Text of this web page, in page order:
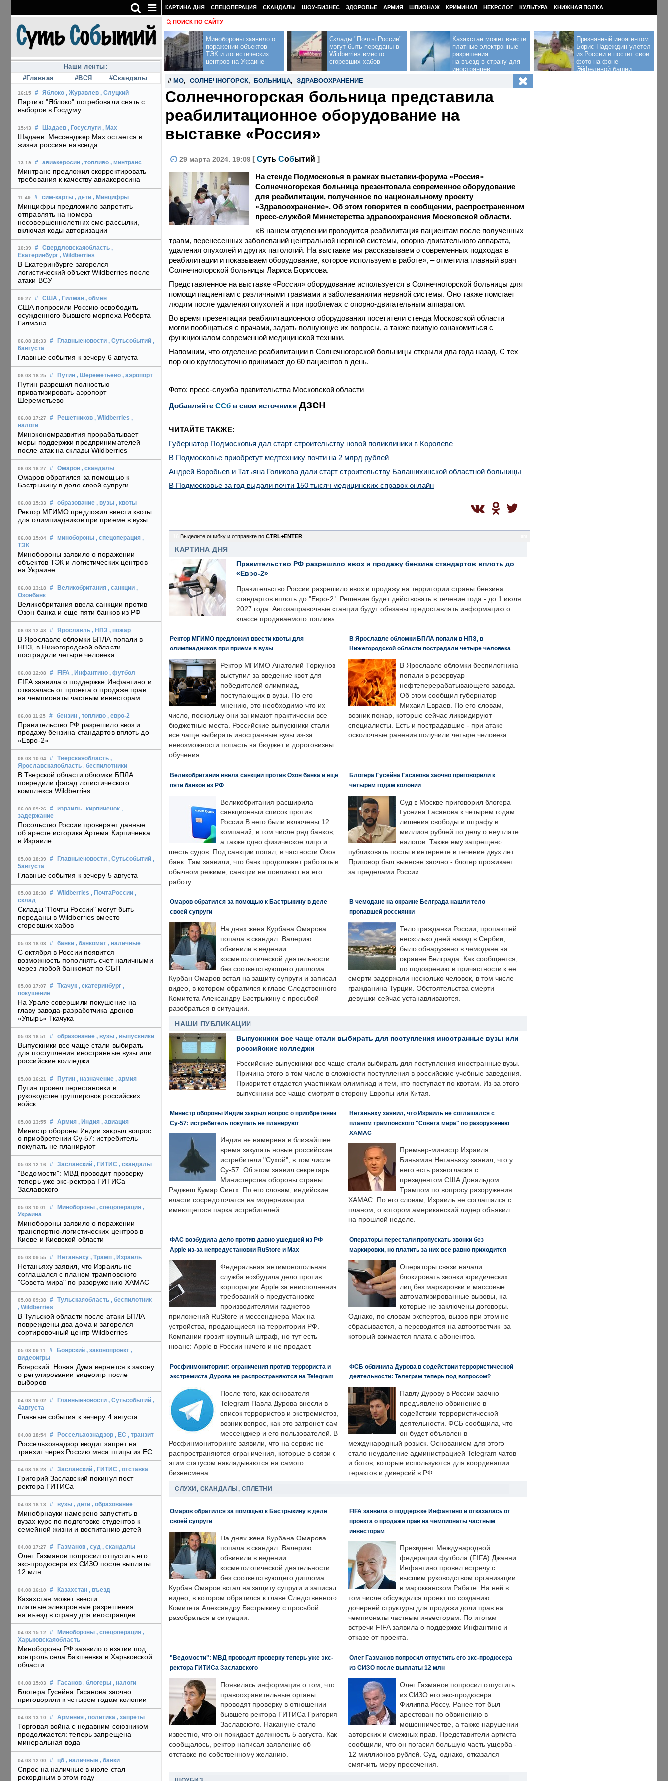
Наши ленты:
#Главная
#ВСЯ #Скандалы
16:15 # Яблоко , Журавлев , Слуцкий
Партию "Яблоко" потребовали снять с
выборов в Госдуму
15:43 # Шадаев , Госуслуги , Max
Шадаев: Мессенджер Max остается в
жизни россиян навсегда
13:19 # авиакеросин , топливо , минтранс
Минтранс предложил скорректировать
требования к качеству авиакеросина
11:49 # сим-карты , дети , Минцифры
Минцифры предложило запретить
отправлять на номера
несовершеннолетних смс-рассылки,
включая коды авторизации
10:39 # Свердловскаяобласть ,
Екатеринбург , Wildberries
В Екатеринбурге загорелся
логистический объект Wildberries после
атаки ВСУ
09:27 # США , Гилман , обмен
США попросили Россию освободить
осужденного бывшего морпеха Роберта
Гилмана
06.08 18:33 # Главныеновости , Сутьсобытий ,
6августа
Главные события к вечеру 6 августа
06.08 18:25 # Путин , Шереметьево , аэропорт
Путин разрешил полностью
приватизировать аэропорт
Шереметьево
06.08 17:27 # Решетников , Wildberries ,
налоги
Минэкономразвития прорабатывает
меры поддержки предпринимателей
после атак на склады Wildberries
06.08 16:27 # Омаров , скандалы
Омаров обратился за помощью к
Бастрыкину в деле своей супруги
06.08 15:33 # образование , вузы , квоты
Ректор МГИМО предложил ввести квоты
для олимпиадников при приеме в вузы
06.08 15:04 # минобороны , спецоперация ,
ТЭК
Минобороны заявило о поражении
объектов ТЭК и логистических центров
на Украине
06.08 13:18 # Великобритания , санкции ,
Озонбанк
Великобритания ввела санкции против
Озон банка и еще пяти банков из РФ
06.08 12:48 # Ярославль , НПЗ , пожар
В Ярославле обломки БПЛА попали в
НПЗ, в Нижегородской области
пострадали четыре человека
06.08 12:08 # FIFA , Инфантино , футбол
FIFA заявила о поддержке Инфантино и
отказалась от проекта о продаже прав
на чемпионаты частным инвесторам
06.08 11:25 # бензин , топливо , евро-2
Правительство РФ разрешило ввоз и
продажу бензина стандартов вплоть до
«Евро-2»
06.08 10:04 # Тверскаяобласть ,
Ярославскаяобласть , беспилотники
В Тверской области обломки БПЛА
повредили фасад логистического
комплекса Wildberries
06.08 09:26 # израиль , кирпиченок ,
задержание
Посольство России проверяет данные
об аресте историка Артема Кирпиченка
в Израиле
05.08 18:39 # Главныеновости , Сутьсобытий ,
5августа
Главные события к вечеру 5 августа
05.08 18:38 # Wildberries , ПочтаРоссии ,
склад
Склады "Почты России" могут быть
переданы в Wildberries вместо
сгоревших хабов
05.08 18:03 # банки , банкомат , наличные
С октября в России появится
возможность пополнять счет наличными
через любой банкомат по СБП
05.08 17:07 # Ткачук , екатеринбург ,
покушение
На Урале совершили покушение на
главу завода-разработчика дронов
«Упырь» Ткачука
05.08 16:51 # образование , вузы , выпускники
Выпускники все чаще стали выбирать
для поступления иностранные вузы или
российские колледжи
05.08 16:21 # Путин , назначение , армия
Путин провел перестановки в
руководстве группировок российских
войск
05.08 13:55 # Армия , Индия , авиация
Министр обороны Индии закрыл вопрос
о приобретении Су-57: истребитель
покупать не планируют
05.08 12:16 # Заславский , ГИТИС , скандалы
"Ведомости": МВД проводит проверку
теперь уже экс-ректора ГИТИСа
Заславского
05.08 10:01 # Минобороны , спецоперация ,
Украина
Минобороны заявило о поражении
транспортно-логистических центров в
Киеве и Киевской области
05.08 09:55 # Нетаньяху , Трамп , Израиль
Нетаньяху заявил, что Израиль не
соглашался с планом трамповского
"Совета мира" по разоружению ХАМАС
05.08 09:38 # Тульскаяобласть , беспилотник
, Wildberries
В Тульской области после атаки БПЛА
повреждены два дома и загорелся
сортировочный центр Wildberries
05.08 09:11 # Боярский , законопроект ,
видеоигры
Боярский: Новая Дума вернется к закону
о регулировании видеоигр после
выборов
04.08 19:02 # Главныеновости , Сутьсобытий ,
4августа
Главные события к вечеру 4 августа
04.08 18:54 # Россельхознадзор , ЕС , транзит
Россельхознадзор вводит запрет на
транзит через Россию мяса птицы из ЕС
04.08 18:28 # Заславский , ГИТИС , отставка
Григорий Заславский покинул пост
ректора ГИТИСа
04.08 18:13 # вузы , дети , образование
Минобрнауки намерено запустить в
вузах курс по подготовке студентов к
семейной жизни и воспитанию детей
04.08 17:27 # Газманов , суд , скандалы
Олег Газманов попросил отпустить его
экс-продюсера из СИЗО после выплаты
12 млн
04.08 16:10 # Казахстан , въезд
Казахстан может ввести
платные электронные разрешения
на въезд в страну для иностранцев
04.08 15:12 # Минобороны , спецоперация ,
Харьковскаяобласть
Минобороны РФ заявило о взятии под
контроль села Бакшеевка в Харьковской
области
04.08 15:03 # Гасанов , блогеры , налоги
Блогера Гусейна Гасанова заочно
приговорили к четырем годам колонии
04.08 13:10 # Армения , политика , запреты
Торговая война с недавним союзником
продолжается: теперь запрещена
минеральная вода
04.08 12:00 # цб , наличные , банки
Спрос на наличные в июле стал
рекордным в этом году
КАРТИНА ДНЯ СПЕЦОПЕРАЦИЯ СКАНДАЛЫ ШОУ-БИЗНЕС ЗДОРОВЬЕ АРМИЯ ШПИОНАЖ КРИМИНАЛ НЕКРОЛОГ КУЛЬТУРА КНИЖНАЯ ПОЛКА
ПОИСК ПО САЙТУ
Минобороны заявило о
поражении объектов
ТЭК и логистических
центров на Украине
Склады "Почты России"
могут быть переданы в
Wildberries вместо
сгоревших хабов
Казахстан может ввести
платные электронные
разрешения
на въезд в страну для
иностранцев
Признанный иноагентом
Борис Надеждин улетел
из России и постит свои
фото на фоне
Эйфелевой башни
# МО, СОЛНЕЧНОГОРСК, БОЛЬНИЦА, ЗДРАВООХРАНЕНИЕ
Солнечногорская больница представила
реабилитационное оборудование на
выставке «Россия»
29 марта 2024, 19:09 [ Суть Событий ]
На стенде Подмосковья в рамках выставки-форума «Россия»
Солнечногорская больница презентовала современное оборудование
для реабилитации, полученное по национальному проекту
«Здравоохранение». Об этом говорится в сообщении, распространенном
пресс-службой Министерства здравоохранения Московской области.
«В нашем отделении проводится реабилитация пациентам после полученных
травм, перенесенных заболеваний центральной нервной системы, опорно-двигательного аппарата,
удаления опухолей и других патологий. На выставке мы рассказываем о современных подходах в
реабилитации и показываем оборудование, которое используем в работе», – отметила главный врач
Солнечногорской больницы Лариса Борисова.
Представленное на выставке «Россия» оборудование используется в Солнечногорской больницы для
помощи пациентам с различными травмами и заболеваниями нервной системы. Оно также помогает
людям после удаления опухолей и при проблемах с опорно-двигательным аппаратом.
Во время презентации реабилитационного оборудования посетители стенда Московской области
могли пообщаться с врачами, задать волнующие их вопросы, а также вживую ознакомиться с
функционалом современной медицинской техники.
Напомним, что отделение реабилитации в Солнечногорской больницы открыли два года назад. С тех
пор оно круглосуточно принимает до 60 пациентов в день.
Фото: пресс-служба правительства Московской области
Добавляйте CСб в свои источники дзен
ЧИТАЙТЕ ТАКЖЕ:
Губернатор Подмосковья дал старт строительству новой поликлиники в Королеве
В Подмосковье приобретут медтехнику почти на 2 млрд рублей
Андрей Воробьев и Татьяна Голикова дали старт строительству Балашихинской областной больницы
В Подмосковье за год выдали почти 150 тысяч медицинских справок онлайн
Выделите ошибку и отправьте по CTRL+ENTER
КАРТИНА ДНЯ
Правительство РФ разрешило ввоз и продажу бензина стандартов вплоть до
«Евро-2»
Правительство России разрешило ввоз и продажу на территории страны бензина
стандартов вплоть до "Евро-2". Решение будет действовать в течение года - до 1 июля
2027 года. Автозаправочные станции будут обязаны предоставлять информацию о
классе продаваемого топлива.
Ректор МГИМО предложил ввести квоты для
олимпиадников при приеме в вузы
Ректор МГИМО Анатолий Торкунов
выступил за введение квот для
победителей олимпиад,
поступающих в вузы. По его
мнению, это необходимо что их
число, поскольку они занимают практически все
бюджетные места. Российские выпускники стали
все чаще выбирать иностранные вузы из-за
невозможности попасть на бюджет и дороговизны
обучения.
В Ярославле обломки БПЛА попали в НПЗ, в
Нижегородской области пострадали четыре человека
В Ярославле обломки беспилотника
попали в резервуар
нефтеперерабатывающего завода.
Об этом сообщил губернатор
Михаил Евраев. По его словам,
возник пожар, которые сейчас ликвидируют
специалисты. Есть и пострадавшие - при атаке
осколочные ранения получили четыре человека.
Великобритания ввела санкции против Озон банка и еще
пяти банков из РФ
Великобритания расширила
санкционный список против
России.В него были включены 12
компаний, в том числе ряд банков,
а также одно физическое лицо и
шесть судов. Под санкции попал, в частности Озон
банк. Там заявили, что банк продолжает работать в
обычном режиме, санкции не повлияют на его
работу.
Блогера Гусейна Гасанова заочно приговорили к
четырем годам колонии
Суд в Москве приговорил блогера
Гусейна Гасанова к четырем годам
лишения свободы и штрафу в
миллион рублей по делу о неуплате
налогов. Также ему запрещено
публиковать посты в интернете в течение двух лет.
Приговор был вынесен заочно - блогер проживает
за пределами России.
Омаров обратился за помощью к Бастрыкину в деле
своей супруги
На днях жена Курбана Омарова
попала в скандал. Валерию
обвинили в ведении
косметологической деятельности
без соответствующего диплома.
Курбан Омаров встал на защиту супруги и записал
видео, в котором обратился к главе Следственного
Комитета Александру Бастрыкину с просьбой
разобраться в ситуации.
В чемодане на окраине Белграда нашли тело
пропавшей россиянки
Тело гражданки России, пропавшей
несколько дней назад в Сербии,
было обнаружено в чемодане на
окраине Белграда. Как сообщается,
по подозрению в причастности к ее
смерти задержали несколько человек, в том числе
гражданина Турции. Обстоятельства смерти
девушки сейчас устанавливаются.
НАШИ ПУБЛИКАЦИИ
Выпускники все чаще стали выбирать для поступления иностранные вузы или
российские колледжи
Российские выпускники все чаще стали выбирать для поступления иностранные вузы.
Причина этого в том числе в сложности поступления в российские учебные заведения.
Приоритет отдается участникам олимпиад и тем, кто поступает по квотам. Из-за этого
выпускники все чаще смотрят в сторону Европы или Китая.
Министр обороны Индии закрыл вопрос о приобретении
Су-57: истребитель покупать не планируют
Индия не намерена в ближайшее
время закупать новые российские
истребители "Сухой", в том числе
Су-57. Об этом заявил секретарь
Министерства обороны страны
Раджеш Кумар Сингх. По его словам, индийские
власти сосредоточатся на модернизации
имеющегося парка истребителей.
Нетаньяху заявил, что Израиль не соглашался с
планом трамповского "Совета мира" по разоружению
ХАМАС
Премьер-министр Израиля
Биньямин Нетаньяху заявил, что у
него есть разногласия с
президентом США Дональдом
Трампом по вопросу разоружения
ХАМАС. По его словам, Израиль не соглашался с
планом, о котором американский лидер объявил
на прошлой неделе.
ФАС возбудила дело против давно ушедшей из РФ
Apple из-за непредустановки RuStore и Max
Федеральная антимонопольная
служба возбудила дело против
корпорации Apple за неисполнения
требований о предустановке
производителями гаджетов
приложений RuStore и мессенджера Max на
устройства, продающиеся на территории РФ.
Компании грозит крупный штраф, но тут есть
нюанс: Apple в России ничего и не продает.
Операторы перестали пропускать звонки без
маркировки, но платить за них все равно приходится
Операторы связи начали
блокировать звонки юридических
лиц без маркировки и массовые
автоматизированные вызовы, на
которые не заключены договоры.
Однако, по словам экспертов, вызов при этом не
сбрасывается, а переводится на автоответчик, за
который взимается плата с абонентов.
Росфинмониторинг: ограничения против террориста и
экстремиста Дурова не распространяются на Telegram
После того, как основателя
Telegram Павла Дурова внесли в
список террористов и экстремистов,
возник вопрос, как это затронет сам
мессенджер и его пользователей. В
Росфинмониторинге заявили, что на сервис не
распространяются ограничения, которые в связи с
этим статусом накладываются на самого
бизнесмена.
ФСБ обвинила Дурова в содействии террористической
деятельности: Телеграм теперь под вопросом?
Павлу Дурову в России заочно
предъявлено обвинение в
содействии террористической
деятельности. ФСБ сообщила, что
он будет объявлен в
международный розыск. Основанием для этого
стало неудаление администрацией Telegram чатов
и ботов, которые используются для координации
терактов и диверсий в РФ.
СЛУХИ, СКАНДАЛЫ, СПЛЕТНИ
Омаров обратился за помощью к Бастрыкину в деле
своей супруги
На днях жена Курбана Омарова
попала в скандал. Валерию
обвинили в ведении
косметологической деятельности
без соответствующего диплома.
Курбан Омаров встал на защиту супруги и записал
видео, в котором обратился к главе Следственного
Комитета Александру Бастрыкину с просьбой
разобраться в ситуации.
FIFA заявила о поддержке Инфантино и отказалась от
проекта о продаже прав на чемпионаты частным
инвесторам
Президент Международной
федерации футбола (FIFA) Джанни
Инфантино провел встречу с
высшим руководством организации
в марокканском Рабате. На ней в
том числе обсуждался проект по созданию
дочерней структуры для продажи доли прав на
чемпионаты частным инвесторам. По итогам
встречи FIFA заявила о поддержке Инфантино и
отказе от проекта.
"Ведомости": МВД проводит проверку теперь уже экс-
ректора ГИТИСа Заславского
Появилась информация о том, что
правоохранительные органы
проводят проверку в отношении
бывшего ректора ГИТИСа Григория
Заславского. Накануне стало
известно, что он покидает должность 5 августа. Как
сообщалось, ректор написал заявление об
отставке по собственному желанию.
Олег Газманов попросил отпустить его экс-продюсера
из СИЗО после выплаты 12 млн
Олег Газманов попросил отпустить
из СИЗО его экс-продюсера
Филиппа Россу. Ранее тот был
арестован по обвинению в
мошенничестве, а также нарушении
авторских и смежных прав. Представители артиста
сообщили, что он погасил большую часть ущерба -
12 миллионов рублей. Суд, однако, отказался
смягчить меру пресечения.